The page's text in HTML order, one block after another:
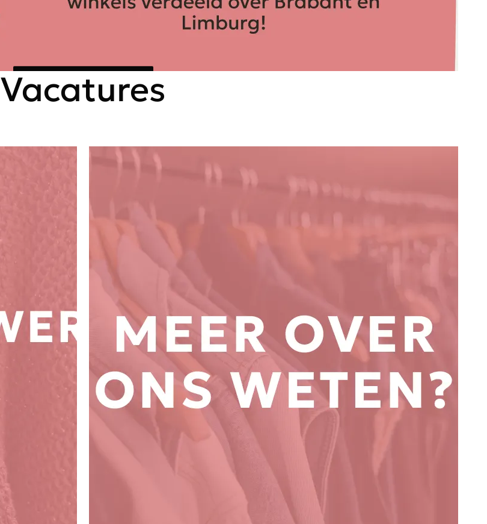
WERKEN@SCHIJVENSMODE
Vacatures